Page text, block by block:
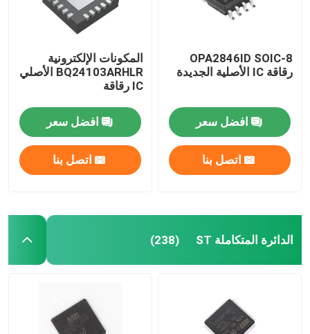
OPA2846ID SOIC-8
رقاقة IC الأصلية الجديدة
افضل سعر
اتصل بنا
المكونات الإلكترونية
BQ24103ARHLR الأصلي
IC رقاقة
افضل سعر
اتصل بنا
الدائرة المتكاملة ST (238)